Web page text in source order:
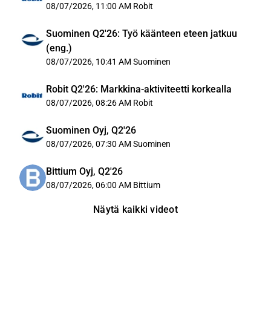
08/07/2026, 11:00 AM Robit
Suominen Q2'26: Työ käänteen eteen jatkuu
(eng.)
08/07/2026, 10:41 AM Suominen
Robit Q2'26: Markkina-aktiviteetti korkealla
08/07/2026, 08:26 AM Robit
Suominen Oyj, Q2'26
08/07/2026, 07:30 AM Suominen
Bittium Oyj, Q2'26
08/07/2026, 06:00 AM Bittium
Näytä kaikki videot